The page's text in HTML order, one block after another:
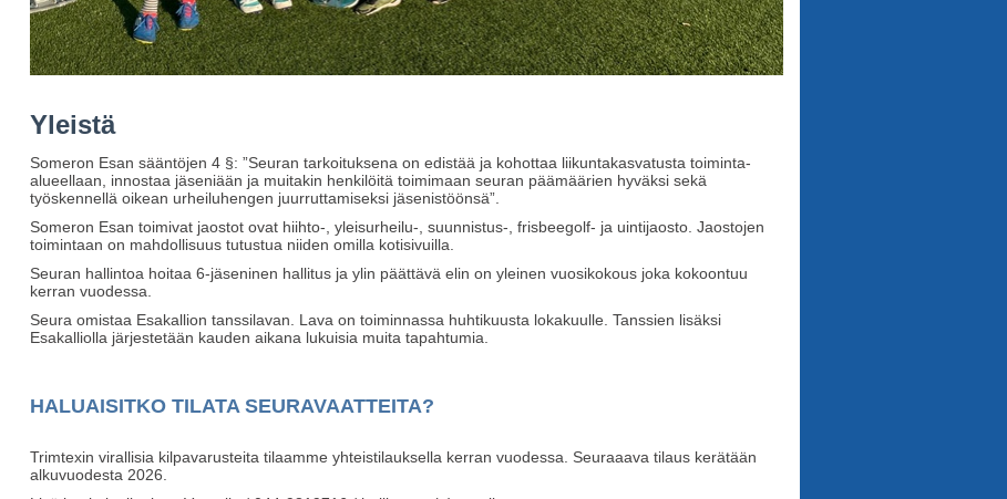
Yleistä
Someron Esan sääntöjen 4 §: ”Seuran tarkoituksena on edistää ja kohottaa liikuntakasvatusta toiminta-
alueellaan, innostaa jäseniään ja muitakin henkilöitä toimimaan seuran päämäärien hyväksi sekä
työskennellä oikean urheiluhengen juurruttamiseksi jäsenistöönsä”.
Someron Esan toimivat jaostot ovat hiihto-, yleisurheilu-, suunnistus-, frisbeegolf- ja uintijaosto. Jaostojen
toimintaan on mahdollisuus tutustua niiden omilla kotisivuilla.
Seuran hallintoa hoitaa 6-jäseninen hallitus ja ylin päättävä elin on yleinen vuosikokous joka kokoontuu
kerran vuodessa.
Seura omistaa Esakallion tanssilavan. Lava on toiminnassa huhtikuusta lokakuulle. Tanssien lisäksi
Esakalliolla järjestetään kauden aikana lukuisia muita tapahtumia.
HALUAISITKO TILATA SEURAVAATTEITA?
Trimtexin virallisia kilpavarusteita tilaamme yhteistilauksella kerran vuodessa. Seuraaava tilaus kerätään
alkuvuodesta 2026.